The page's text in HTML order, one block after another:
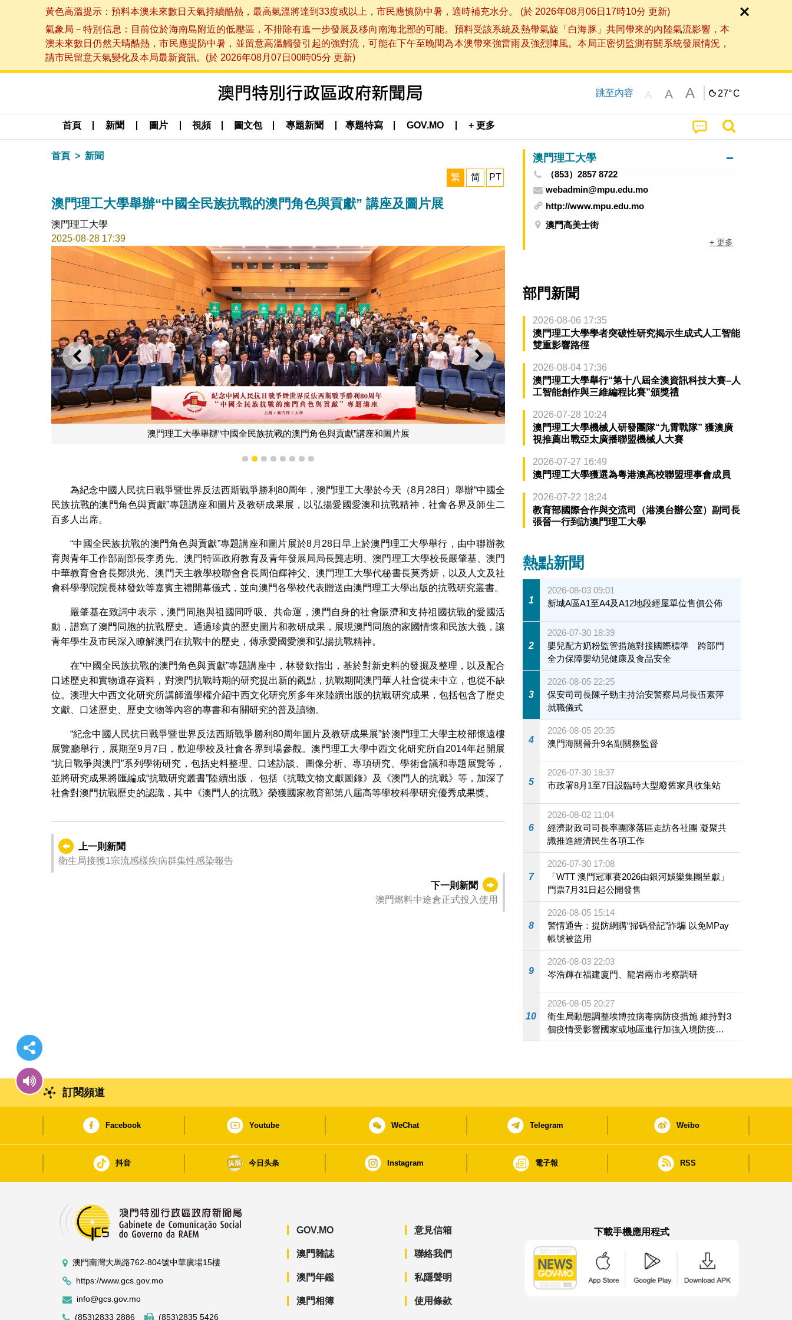
黃色高溫提示：預料本澳未來數日天氣持續酷熱，最高氣溫將達到33度或以上，市民應慎防中暑，適時補充水分。 (於 2026年08月06日17時10分 更新)
氣象局－特別信息：目前位於海南島附近的低壓區，不排除有進一步發展及移向南海北部的可能。預料受該系統及熱帶氣旋「白海豚」共同帶來的內陸氣流影響，本
澳未來數日仍然天晴酷熱，市民應提防中暑，並留意高溫觸發引起的強對流，可能在下午至晚間為本澳帶來強雷雨及強烈陣風。本局正密切監測有關系統發展情況，
請市民留意天氣變化及本局最新資訊。(於 2026年08月07日00時05分 更新)
跳至內容 A A A 27°C
首頁 新聞 圖片 視頻 圖文包 專題新聞 專題特寫 GOV.MO + 更多
首頁 新聞
繁 简 PT
澳門理工大學舉辦“中國全民族抗戰的澳門角色與貢獻” 講座及圖片展
澳門理工大學
2025-08-28 17:39
上一則 下一則
澳門理工大學舉辦“中國全民族抗戰的澳門角色與貢獻”講座和圖片展
1 2 3 4 5 6 7 8
為紀念中國人民抗日戰爭暨世界反法西斯戰爭勝利80周年，澳門理工大學於今天（8月28日）舉辦“中國全
民族抗戰的澳門角色與貢獻”專題講座和圖片及教研成果展，以弘揚愛國愛澳和抗戰精神，社會各界及師生二
百多人出席。
“中國全民族抗戰的澳門角色與貢獻”專題講座和圖片展於8月28日早上於澳門理工大學舉行，由中聯辦教
育與青年工作部副部長李勇先、澳門特區政府教育及青年發展局局長龔志明、澳門理工大學校長嚴肇基、澳門
中華教育會會長鄭洪光、澳門天主教學校聯會會長周伯輝神父、澳門理工大學代秘書長莫秀妍，以及人文及社
會科學學院院長林發欽等嘉賓主禮開幕儀式，並向澳門各學校代表贈送由澳門理工大學出版的抗戰研究叢書。
嚴肇基在致詞中表示，澳門同胞與祖國同呼吸、共命運，澳門自身的社會賑濟和支持祖國抗戰的愛國活
動，譜寫了澳門同胞的抗戰歷史。通過珍貴的歷史圖片和教研成果，展現澳門同胞的家國情懷和民族大義，讓
青年學生及市民深入瞭解澳門在抗戰中的歷史，傳承愛國愛澳和弘揚抗戰精神。
在“中國全民族抗戰的澳門角色與貢獻”專題講座中，林發欽指出，基於對新史料的發掘及整理，以及配合
口述歷史和實物遺存資料，對澳門抗戰時期的研究提出新的觀點，抗戰期間澳門華人社會從未中立，也從不缺
位。澳理大中西文化研究所講師溫學權介紹中西文化研究所多年來陸續出版的抗戰研究成果，包括包含了歷史
文獻、口述歷史、歷史文物等內容的專書和有關研究的普及讀物。
“紀念中國人民抗日戰爭暨世界反法西斯戰爭勝利80周年圖片及教研成果展”於澳門理工大學主校部懷遠樓
展覽廳舉行，展期至9月7日，歡迎學校及社會各界到場參觀。澳門理工大學中西文化研究所自2014年起開展
“抗日戰爭與澳門”系列學術研究，包括史料整理、口述訪談、圖像分析、專項研究、學術會議和專題展覽等，
並將研究成果將匯編成“抗戰研究叢書”陸續出版， 包括《抗戰文物文獻圖錄》及《澳門人的抗戰》等，加深了
社會對澳門抗戰歷史的認識，其中《澳門人的抗戰》榮獲國家教育部第八屆高等學校科學研究優秀成果獎。
上一則新聞
衛生局接獲1宗流感樣疾病群集性感染報告
下一則新聞
澳門燃料中途倉正式投入使用
澳門理工大學
（853）2857 8722
webadmin@mpu.edu.mo
http://www.mpu.edu.mo
澳門高美士街
+ 更多
部門新聞
2026-08-06 17:35
澳門理工大學學者突破性研究揭示生成式人工智能
雙重影響路徑
2026-08-04 17:36
澳門理工大學舉行“第十八屆全澳資訊科技大賽–人
工智能創作與三維編程比賽”頒獎禮
2026-07-28 10:24
澳門理工大學機械人研發團隊“九霄戰隊” 獲澳廣
視推薦出戰亞太廣播聯盟機械人大賽
2026-07-27 16:49
澳門理工大學獲選為粵港澳高校聯盟理事會成員
2026-07-22 18:24
教育部國際合作與交流司（港澳台辦公室）副司長
張晉一行到訪澳門理工大學
熱點新聞
1
2026-08-03 09:01
新城A區A1至A4及A12地段經屋單位售價公佈
2
2026-07-30 18:39
嬰兒配方奶粉監管措施對接國際標準 跨部門
全力保障嬰幼兒健康及食品安全
3
2026-08-05 22:25
保安司司長陳子勁主持治安警察局局長伍素萍
就職儀式
4
2026-08-05 20:35
澳門海關晉升9名副關務監督
5
2026-07-30 18:37
市政署8月1至7日設臨時大型廢舊家具收集站
6
2026-08-02 11:04
經濟財政司司長率團隊落區走訪各社團 凝聚共
識推進經濟民生各項工作
7
2026-07-30 17:08
「WTT 澳門冠軍賽2026由銀河娛樂集團呈獻」
門票7月31日起公開發售
8
2026-08-05 15:14
警情通告：提防網購“掃碼登記”詐騙 以免MPay
帳號被盜用
9
2026-08-03 22:03
岑浩輝在福建廈門、龍岩兩市考察調研
10
2026-08-05 20:27
衛生局動態調整埃博拉病毒病防疫措施 維持對3
個疫情受影響國家或地區進行加強入境防疫措
施
訂閱頻道
Facebook Youtube WeChat Telegram Weibo
抖音 今日头条 Instagram 電子報 RSS
澳門南灣大馬路762-804號中華廣場15樓
https://www.gcs.gov.mo
info@gcs.gov.mo
(853)2833 2886
(853)2835 5426
GOV.MO
澳門雜誌
澳門年鑑
澳門相簿
意見信箱
聯絡我們
私隱聲明
使用條款
下載手機應用程式